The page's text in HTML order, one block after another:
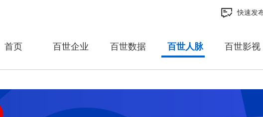
快速发
首页 百世企业 百世数据 百世人脉 百世影视